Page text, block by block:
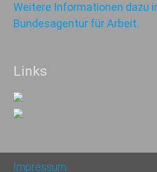
Links
Impressum